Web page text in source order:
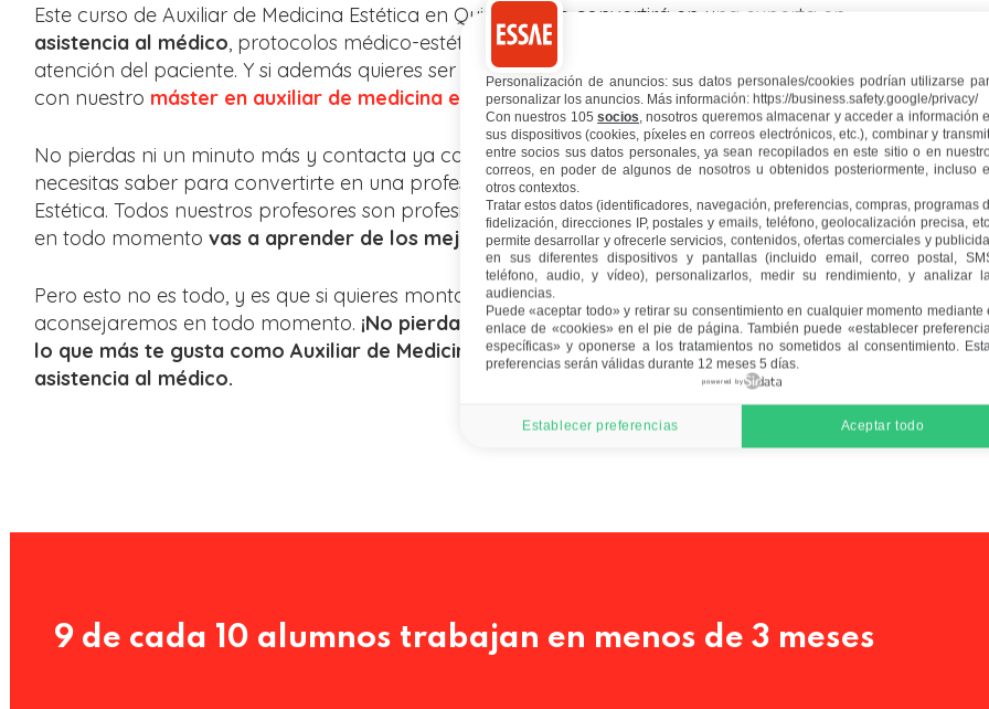
Este curso de Auxiliar de Medicina Estética en Quirófano te convertirá en una experta en
asistencia al médico, protocolos médico-estéticos, esterilización de material, gestión y
atención del paciente. Y si además quieres ser una experta en
aparatología
puedes formarte
con nuestro máster en auxiliar de medicina estética.
No pierdas ni un minuto más y contacta ya con nosotros. Te contaremos todo lo que
necesitas saber para convertirte en una profesional única dentro del mundo de la Medicina
Estética. Todos nuestros profesores son profesionales del mundo Médico Estético, por lo que
en todo momento vas a aprender de los mejores, de profesionales de primer nivel.
Pero esto no es todo, y es que si quieres montar una clínica propia o ser autónoma, te
aconsejaremos en todo momento. ¡No pierdas ni un segundo más! Matricúlate y trabaja en
lo que más te gusta como Auxiliar de Medicina Estética especializado en Quirófano y
asistencia al médico.
9 de cada 10 alumnos trabajan en menos de 3 meses
Personalización de anuncios: sus datos personales/cookies podrían utilizarse
personalizar los anuncios. Más información: https://business.safety.google/privacy/
Con nuestros 105socios , nosotros queremos almacenar y acceder a información
sus dispositivos (cookies, píxeles en correos electrónicos, etc.), combinar y
entre socios sus datos personales, ya sean recopilados en este sitio o en
correos, en poder de algunos de nosotros u obtenidos posteriormente, incluso
otros contextos.
Tratar estos datos (identificadores, navegación, preferencias, compras, programas
fidelización, direcciones IP, postales y emails, teléfono, geolocalización precisa,
permite desarrollar y ofrecerle servicios, contenidos, ofertas comerciales y
en sus diferentes dispositivos y pantallas (incluido email, correo postal,
teléfono, audio, y vídeo), personalizarlos, medir su rendimiento, y analizar
audiencias.
Puede «aceptar todo» y retirar su consentimiento en cualquier momento mediante
enlace de «cookies» en el pie de página. También puede «establecer
específicas» y oponerse a los tratamientos no sometidos al consentimiento.
preferencias serán válidas durante 12 meses 5 días.
powered by
Establecer preferencias Aceptar todo